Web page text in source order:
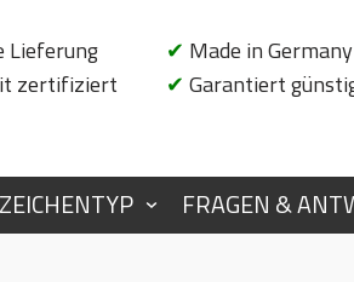
Lieferung
zertifiziert
✔ Made in Germany
✔ Garantiert
FRAGEN &